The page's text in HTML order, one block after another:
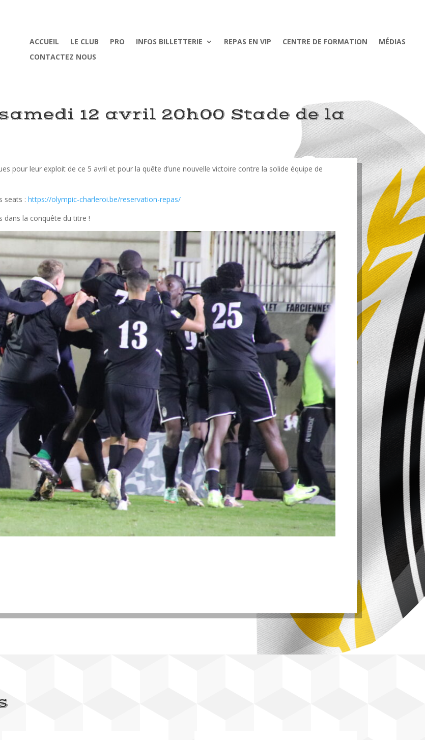
ACCUEIL LE CLUB PRO INFOS BILLETTERIE REPAS EN VIP CENTRE DE FORMATION
MÉDIAS
CONTACTEZ NOUS
12 avril 20h00 Stade de la
pour leur exploit de ce 5 avril et pour la quête d’une nouvelle victoire contre la solide équipe de
seats :https://olympic-charleroi.be/reservation-repas/
dans la conquête du titre !